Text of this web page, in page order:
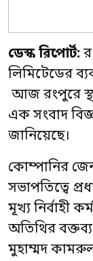
ডেস্ক রিপোর্ট:
লিমিটেডের
আজ রংপুরে
এক সংবাদ
জানিয়েছে।
কোম্পানির
সভাপতিত্বে
মূখ্য নির্বাহী
অতিথির
মুহাম্মদ